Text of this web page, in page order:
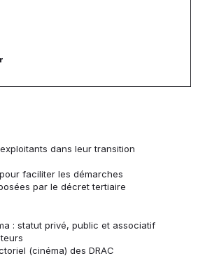
dans leur transition
faciliter les démarches
par le décret tertiaire
: statut privé, public et associatif
(cinéma) des DRAC